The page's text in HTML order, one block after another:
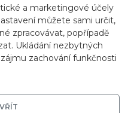
a marketingové účely
můžete sami určit,
zpracovávat, popřípadě
Ukládání nezbytných
zachování funkčnosti